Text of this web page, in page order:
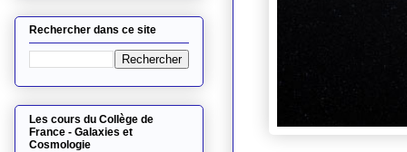
Rechercher dans ce site
Les cours du Collège de
France - Galaxies et
Cosmologie